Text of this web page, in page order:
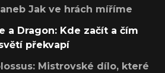
Jak ve hrách míříme
a Dragon: Kde začít a čím
překvapí
Mistrovské dílo, které